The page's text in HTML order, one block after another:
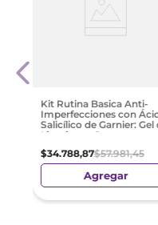
Kit Rutina Basica Anti-
Imperfecciones con
Salicílico de Garnier: Gel
Limpieza y Serum
$34.788,87$57.981,45
Agregar